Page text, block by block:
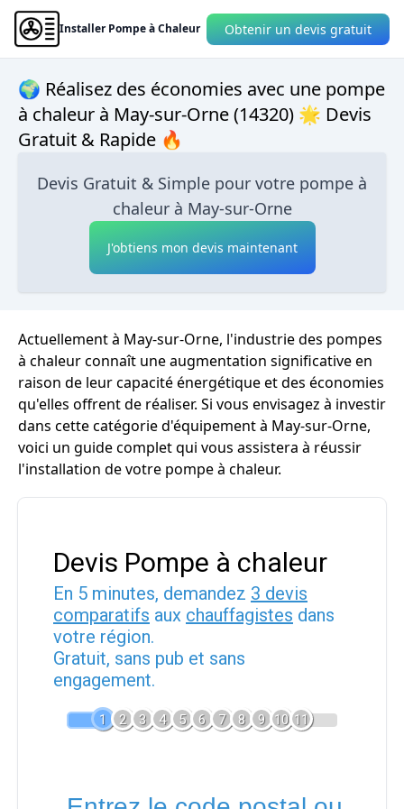
Installer Pompe à Chaleur Obtenir un devis gratuit
🌍 Réalisez des économies avec une pompe
à chaleur à May-sur-Orne (14320) 🌟 Devis
Gratuit & Rapide 🔥
Devis Gratuit & Simple pour votre pompe à
chaleur à May-sur-Orne
J'obtiens mon devis maintenant
Actuellement à May-sur-Orne, l'industrie des pompes
à chaleur connaît une augmentation significative en
raison de leur capacité énergétique et des économies
qu'elles offrent de réaliser. Si vous envisagez à investir
dans cette catégorie d'équipement à May-sur-Orne,
voici un guide complet qui vous assistera à réussir
l'installation de votre pompe à chaleur.
Devis Pompe à chaleur
En 5 minutes, demandez 3 devis
comparatifs aux chauffagistes dans
votre région.
Gratuit, sans pub et sans
engagement.
1 2 3 4 5 6 7 8 9 10 11